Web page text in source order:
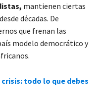
mantienen ciertas
décadas. De
que frenan las
modelo democrático y
crisis: todo lo que debes